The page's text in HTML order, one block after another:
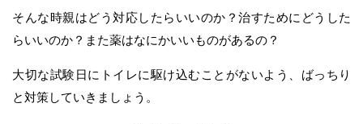
そんな時親はどう対応したらいいのか？治すためにどうした
らいいのか？また薬はなにかいいものがあるの？
大切な試験日にトイレに駆け込むことがないよう、ばっちり
と対策していきましょう。